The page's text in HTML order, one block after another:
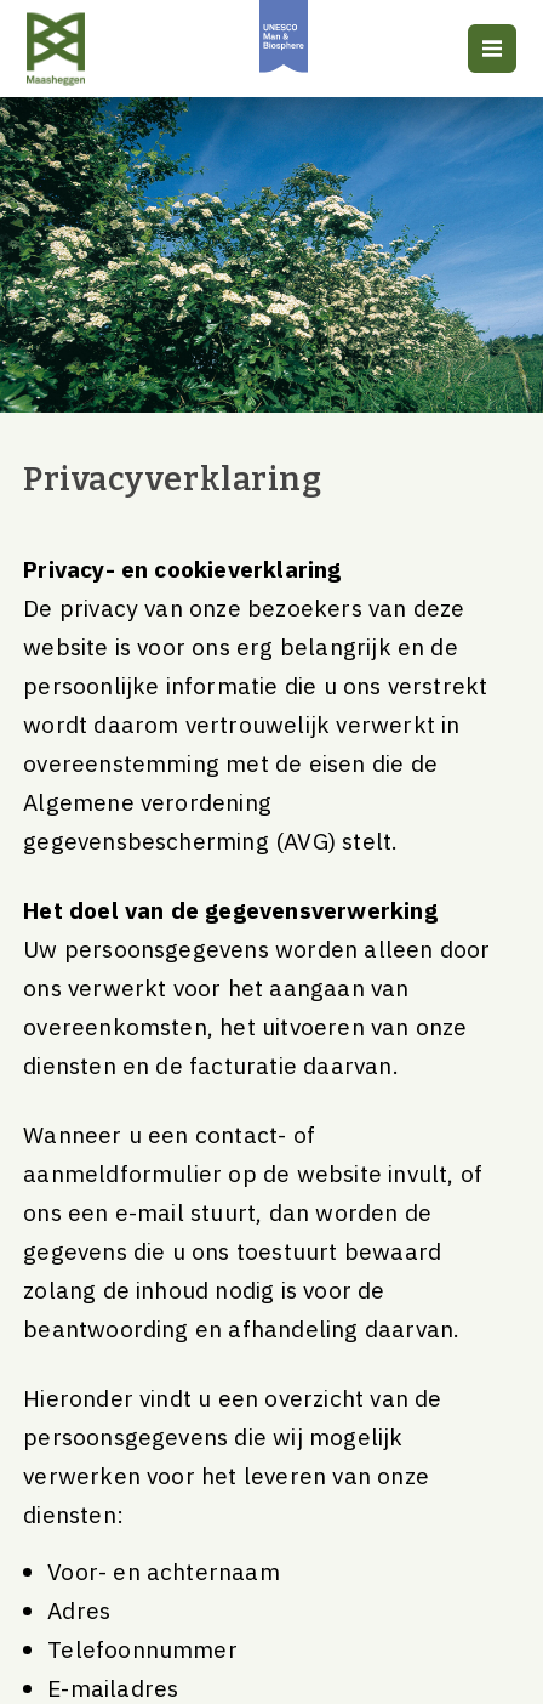
Privacyverklaring
Privacy- en cookieverklaring
De privacy van onze bezoekers van deze
website is voor ons erg belangrijk en de
persoonlijke informatie die u ons verstrekt
wordt daarom vertrouwelijk verwerkt in
overeenstemming met de eisen die de
Algemene verordening
gegevensbescherming (AVG) stelt.
Het doel van de gegevensverwerking
Uw persoonsgegevens worden alleen door
ons verwerkt voor het aangaan van
overeenkomsten, het uitvoeren van onze
diensten en de facturatie daarvan.
Wanneer u een contact- of
aanmeldformulier op de website invult, of
ons een e-mail stuurt, dan worden de
gegevens die u ons toestuurt bewaard
zolang de inhoud nodig is voor de
beantwoording en afhandeling daarvan.
Hieronder vindt u een overzicht van de
persoonsgegevens die wij mogelijk
verwerken voor het leveren van onze
diensten:
Voor- en achternaam
Adres
Telefoonnummer
E-mailadres